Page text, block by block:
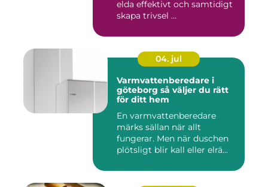
elda effektivt och samtidigt
skapa trivsel ...
04. jul
Varmvattenberedare i
göteborg så väljer du rätt
för ditt hem
En varmvattenberedare
märks sällan när allt
fungerar. Men när duschen
plötsligt blir kall eller elrä...